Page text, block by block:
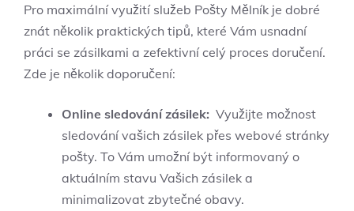
Pro maximální ‌využití služeb Pošty⁤ Mělník je‌ dobré
znát několik praktických ⁤tipů,⁤ které Vám ⁢usnadní
práci se⁣ zásilkami a zefektivní celý ⁤proces doručení.
Zde je několik doporučení:
Online sledování ‌zásilek: ⁤ Využijte možnost​
sledování vašich zásilek přes‌ webové stránky
pošty.‍ To Vám umožní být‌ informovaný o
aktuálním stavu Vašich zásilek a
minimalizovat zbytečné obavy.